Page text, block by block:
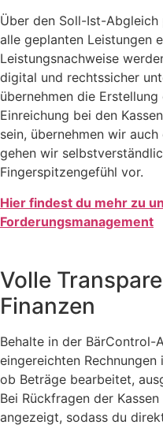
Über den Soll-Ist-
alle geplanten Leistungen
Leistungsnachweise
digital und rechtssicher
übernehmen die
Einreichung bei den
sein, übernehmen wir
gehen wir
Fingerspitzengefühl vor.
Hier findest du mehr zu
Forderungsmanagement
Volle
Finanzen
Behalte in der BärControl-
eingereichten
ob Beträge bearbeitet,
Bei Rückfragen der
angezeigt, sodass du